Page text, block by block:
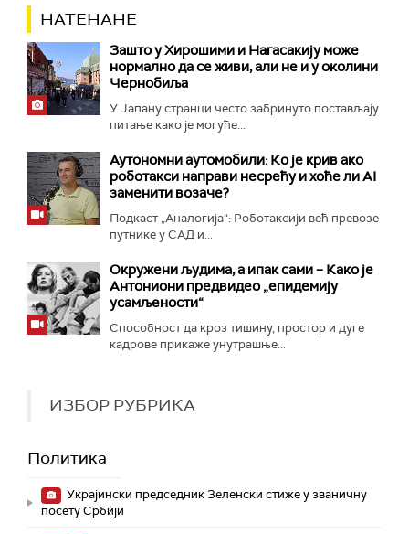
НАТЕНАНЕ
Зашто у Хирошими и Нагасакију може
нормално да се живи, али не и у околини
Чернобиља
У Јапану странци често забринуто постављају
питање како је могуће...
Аутономни аутомобили: Ко је крив ако
роботакси направи несрећу и хоће ли AI
заменити возаче?
Подкаст „Аналогија“: Роботаксији већ превозе
путнике у САД и...
Окружени људима, а ипак сами – Како је
Антониони предвидео „епидемију
усамљености“
Способност да кроз тишину, простор и дуге
кадрове прикаже унутрашње...
ИЗБОР РУБРИКА
Политика
Украјински председник Зеленски стиже у званичну
посету Србији